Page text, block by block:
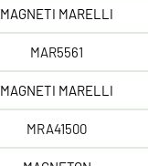
MAGNETI MARELLI
MAR5561
MAGNETI MARELLI
MRA41500